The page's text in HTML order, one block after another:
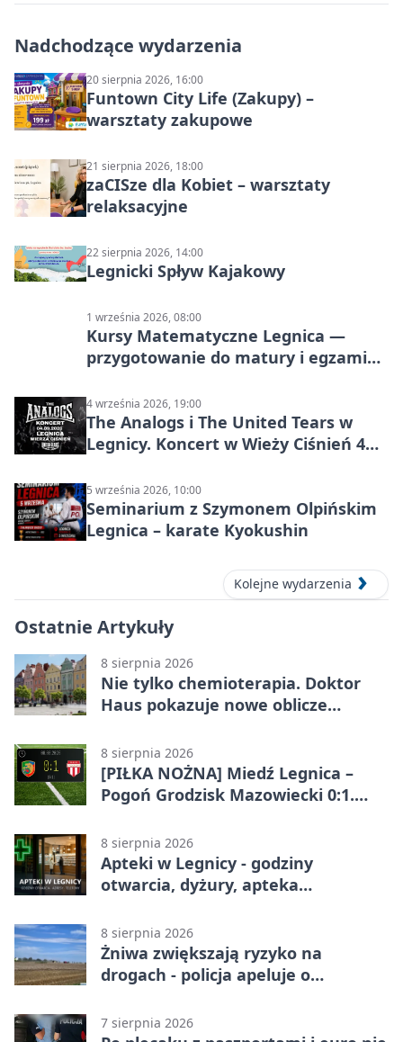
Nadchodzące wydarzenia
20 sierpnia 2026, 16:00
Funtown City Life (Zakupy) –
warsztaty zakupowe
21 sierpnia 2026, 18:00
zaCISze dla Kobiet – warsztaty
relaksacyjne
22 sierpnia 2026, 14:00
Legnicki Spływ Kajakowy
1 września 2026, 08:00
Kursy Matematyczne Legnica —
przygotowanie do matury i egzaminu
4 września 2026, 19:00
The Analogs i The United Tears w
Legnicy. Koncert w Wieży Ciśnień 4
5 września 2026, 10:00
Seminarium z Szymonem Olpińskim
Legnica – karate Kyokushin
Kolejne wydarzenia
Ostatnie Artykuły
8 sierpnia 2026
Nie tylko chemioterapia. Doktor
Haus pokazuje nowe oblicze
8 sierpnia 2026
[PIŁKA NOŻNA] Miedź Legnica –
Pogoń Grodzisk Mazowiecki 0:1.
meczu w Legnicy
8 sierpnia 2026
Apteki w Legnicy - godziny
otwarcia, dyżury, apteka
8 sierpnia 2026
Żniwa zwiększają ryzyko na
drogach - policja apeluje o
7 sierpnia 2026